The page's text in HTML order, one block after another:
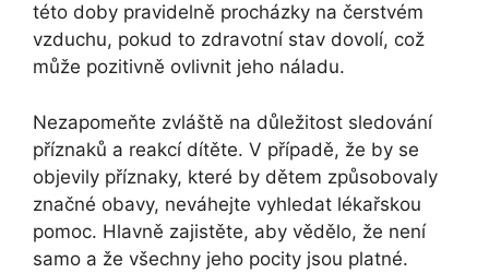
této doby pravidelně procházky na čerstvém
vzduchu, pokud to zdravotní stav dovolí, což
může pozitivně ovlivnit jeho náladu.
Nezapomeňte zvláště na důležitost sledování
příznaků a reakcí dítěte. V případě, že by se
objevily příznaky, které by dětem způsobovaly
značné obavy, neváhejte vyhledat lékařskou
pomoc. Hlavně zajistěte, aby vědělo, že není
samo a že všechny jeho pocity jsou platné.